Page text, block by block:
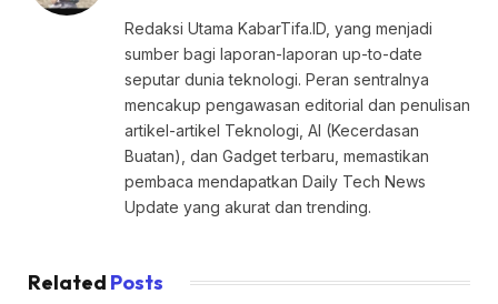
Redaksi Utama KabarTifa.ID, yang menjadi
sumber bagi laporan-laporan up-to-date
seputar dunia teknologi. Peran sentralnya
mencakup pengawasan editorial dan penulisan
artikel-artikel Teknologi, AI (Kecerdasan
Buatan), dan Gadget terbaru, memastikan
pembaca mendapatkan Daily Tech News
Update yang akurat dan trending.
Related Posts